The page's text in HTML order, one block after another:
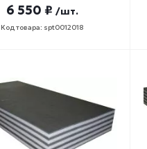
6 550 ₽ /шт.
Код товара: spt0012018